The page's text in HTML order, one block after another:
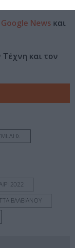
Google News και
Τέχνη και τον
2022
ΒΛΑΒΙΑΝΟΥ